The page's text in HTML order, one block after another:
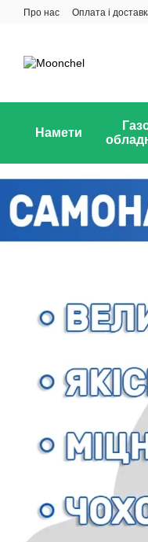
Перейти до основного
Про нас Оплата і
Намети